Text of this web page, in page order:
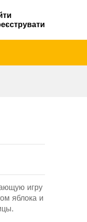
игру
яблока и